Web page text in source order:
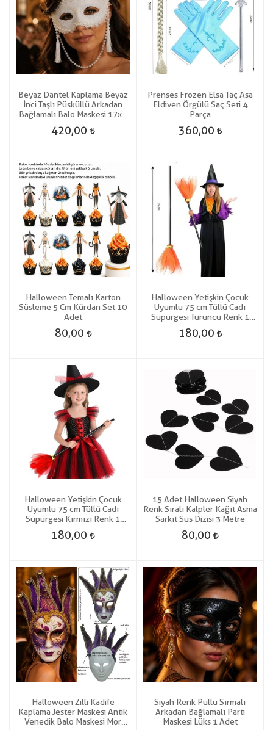
Beyaz Dantel Kaplama Beyaz
İnci Taşlı Püsküllü Arkadan
Bağlamalı Balo Maskesi 17x8
Cm
420,00
Prenses Frozen Elsa Taç Asa
Eldiven Örgülü Saç Seti 4
Parça
360,00
Halloween Temalı Karton
Süsleme 5 Cm Kürdan Set 10
Adet
80,00
Halloween Yetişkin Çocuk
Uyumlu 75 cm Tüllü Cadı
Süpürgesi Turuncu Renk 1
180,00
Halloween Yetişkin Çocuk
Uyumlu 75 cm Tüllü Cadı
Süpürgesi Kırmızı Renk 1
Adet
180,00
15 Adet Halloween Siyah
Renk Sıralı Kalpler Kağıt Asma
Sarkıt Süs Dizisi 3 Metre
80,00
Halloween Zilli Kadife
Kaplama Jester Maskesi Antik
Venedik Balo Maskesi Mor
Siyah Renk Pullu Sırmalı
Arkadan Bağlamalı Parti
Maskesi Lüks 1 Adet